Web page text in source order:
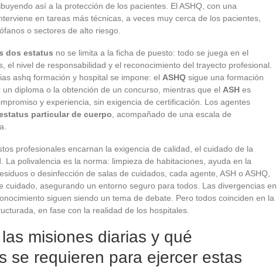
así a la protección de los pacientes. El ASHQ, con una
en tareas más técnicas, a veces muy cerca de los pacientes,
o sectores de alto riesgo.
dos estatus no se limita a la ficha de puesto: todo se juega en el
el nivel de responsabilidad y el reconocimiento del trayecto profesional.
ashq formación y hospital se impone: el ASHQ sigue una formación
diploma o la obtención de un concurso, mientras que el ASH es
y experiencia, sin exigencia de certificación. Los agentes
particular de cuerpo , acompañado de una escala de
profesionales encarnan la exigencia de calidad, el cuidado de la
La polivalencia es la norma: limpieza de habitaciones, ayuda en la
o desinfección de salas de cuidados, cada agente, ASH o ASHQ,
cuidado, asegurando un entorno seguro para todos. Las divergencias en
siguen siendo un tema de debate. Pero todos coinciden en la
en fase con la realidad de los hospitales.
misiones diarias y qué
se requieren para ejercer estas